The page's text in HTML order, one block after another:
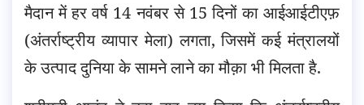
मैदान में हर वर्ष 14 नवंबर से 15 दिनों का आईआईटीएफ़
(अंतर्राष्ट्रीय व्यापार मेला) लगता, जिसमें कई मंत्रालयों
के उत्पाद दुनिया के सामने लाने का मौक़ा भी मिलता है.